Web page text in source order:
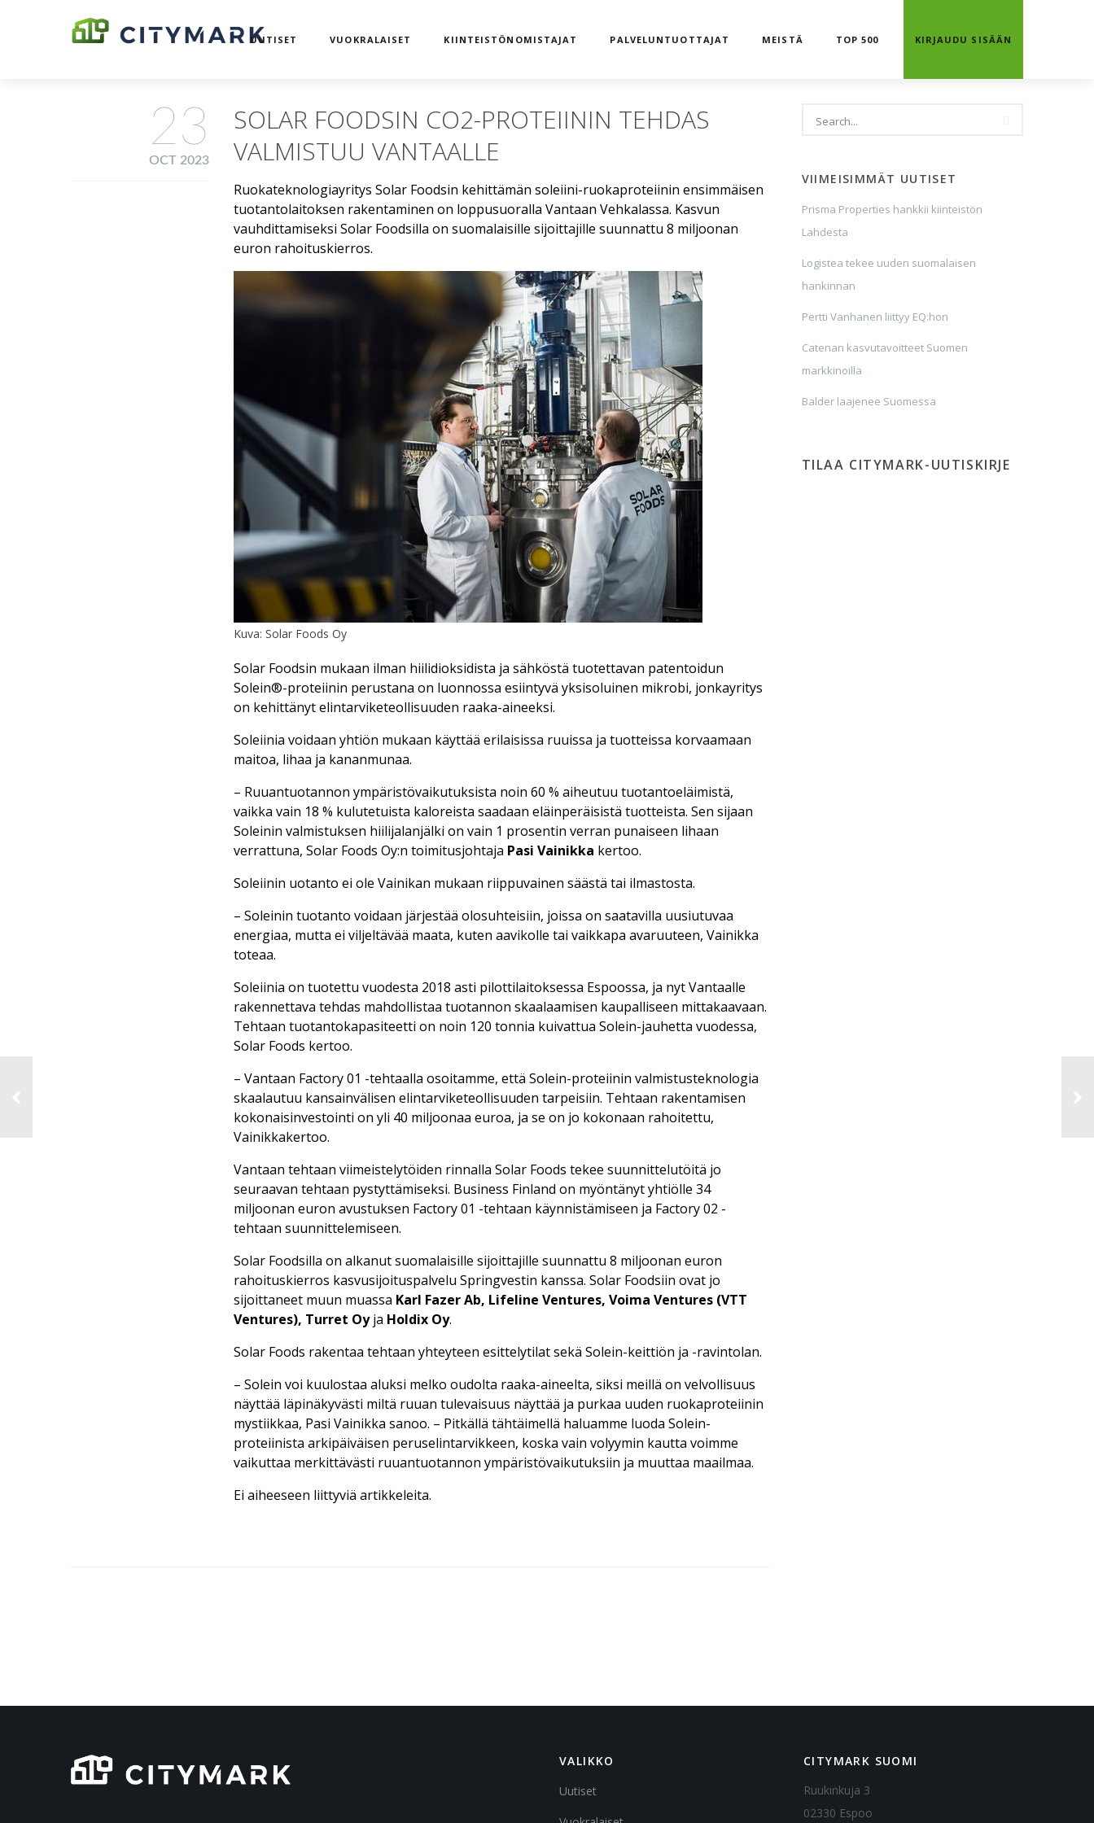
UUTISET VUOKRALAISET KIINTEISTÖNOMISTAJAT PALVELUNTUOTTAJAT MEISTÄ TOP 500 KIRJAUDU SISÄÄN
SOLAR FOODSIN CO2-PROTEIININ TEHDAS
VALMISTUU VANTAALLE
Ruokateknologiayritys Solar Foodsin kehittämän soleiini-ruokaproteiinin ensimmäisen
tuotantolaitoksen rakentaminen on loppusuoralla Vantaan Vehkalassa. Kasvun
vauhdittamiseksi Solar Foodsilla on suomalaisille sijoittajille suunnattu 8 miljoonan
euron rahoituskierros.
Kuva: Solar Foods Oy
Solar Foodsin mukaan ilman hiilidioksidista ja sähköstä tuotettavan patentoidun
Solein®-proteiinin perustana on luonnossa esiintyvä yksisoluinen mikrobi, jonkayritys
on kehittänyt elintarviketeollisuuden raaka-aineeksi.
Soleiinia voidaan yhtiön mukaan käyttää erilaisissa ruuissa ja tuotteissa korvaamaan
maitoa, lihaa ja kananmunaa.
– Ruuantuotannon ympäristövaikutuksista noin 60 % aiheutuu tuotantoeläimistä,
vaikka vain 18 % kulutetuista kaloreista saadaan eläinperäisistä tuotteista. Sen sijaan
Soleinin valmistuksen hiilijalanjälki on vain 1 prosentin verran punaiseen lihaan
verrattuna, Solar Foods Oy:n toimitusjohtaja Pasi Vainikka kertoo.
Soleiinin uotanto ei ole Vainikan mukaan riippuvainen säästä tai ilmastosta.
– Soleinin tuotanto voidaan järjestää olosuhteisiin, joissa on saatavilla uusiutuvaa
energiaa, mutta ei viljeltävää maata, kuten aavikolle tai vaikkapa avaruuteen, Vainikka
toteaa.
Soleiinia on tuotettu vuodesta 2018 asti pilottilaitoksessa Espoossa, ja nyt Vantaalle
rakennettava tehdas mahdollistaa tuotannon skaalaamisen kaupalliseen mittakaavaan.
Tehtaan tuotantokapasiteetti on noin 120 tonnia kuivattua Solein-jauhetta vuodessa,
Solar Foods kertoo.
– Vantaan Factory 01 -tehtaalla osoitamme, että Solein-proteiinin valmistusteknologia
skaalautuu kansainvälisen elintarviketeollisuuden tarpeisiin. Tehtaan rakentamisen
kokonaisinvestointi on yli 40 miljoonaa euroa, ja se on jo kokonaan rahoitettu,
Vainikkakertoo.
Vantaan tehtaan viimeistelytöiden rinnalla Solar Foods tekee suunnittelutöitä jo
seuraavan tehtaan pystyttämiseksi. Business Finland on myöntänyt yhtiölle 34
miljoonan euron avustuksen Factory 01 -tehtaan käynnistämiseen ja Factory 02 -
tehtaan suunnittelemiseen.
Solar Foodsilla on alkanut suomalaisille sijoittajille suunnattu 8 miljoonan euron
rahoituskierros kasvusijoituspalvelu Springvestin kanssa. Solar Foodsiin ovat jo
sijoittaneet muun muassa Karl Fazer Ab, Lifeline Ventures, Voima Ventures (VTT
Ventures), Turret Oyja Holdix Oy.
Solar Foods rakentaa tehtaan yhteyteen esittelytilat sekä Solein-keittiön ja -ravintolan.
– Solein voi kuulostaa aluksi melko oudolta raaka-aineelta, siksi meillä on velvollisuus
näyttää läpinäkyvästi miltä ruuan tulevaisuus näyttää ja purkaa uuden ruokaproteiinin
mystiikkaa, Pasi Vainikka sanoo. – Pitkällä tähtäimellä haluamme luoda Solein-
proteiinista arkipäiväisen peruselintarvikkeen, koska vain volyymin kautta voimme
vaikuttaa merkittävästi ruuantuotannon ympäristövaikutuksiin ja muuttaa maailmaa.
Ei aiheeseen liittyviä artikkeleita.
23
OCT 2023
VIIMEISIMMÄT UUTISET
Prisma Properties hankkii kiinteistön
Lahdesta
Logistea tekee uuden suomalaisen
hankinnan
Pertti Vanhanen liittyy EQ:hon
Catenan kasvutavoitteet Suomen
markkinoilla
Balder laajenee Suomessa
TILAA CITYMARK-UUTISKIRJE
VALIKKO
Uutiset
CITYMARK SUOMI
Ruukinkuja 3
02330 Espoo